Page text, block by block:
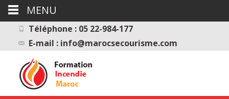
Téléphone : 05 22-984-177
E-mail : info@marocsecourisme.com
MENU